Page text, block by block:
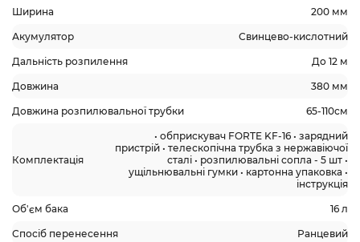
Ширина 200 мм
Акумулятор Свинцево-кислотний
Дальність розпилення До 12 м
Довжина 380 мм
Довжина розпилювальної трубки 65-110см
Комплектація
• обприскувач FORTE KF-16 • зарядний
пристрій • телескопічна трубка з нержавіючої
сталі • розпилювальні сопла - 5 шт •
ущільнювальні гумки • картонна упаковка •
інструкція
Об'єм бака 16 л
Спосіб перенесення Ранцевий